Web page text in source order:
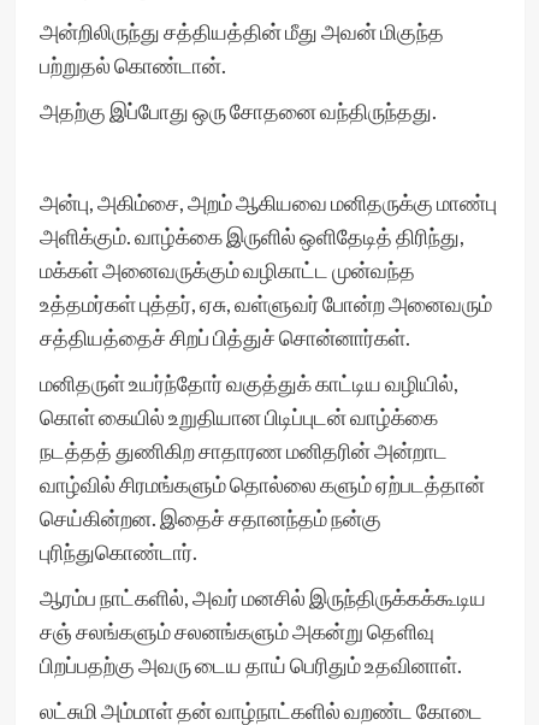
அன்றிலிருந்து சத்தியத்தின் மீது அவன் மிகுந்த
பற்றுதல் கொண்டான்.
அதற்கு இப்போது ஒரு சோதனை வந்திருந்தது.
அன்பு, அகிம்சை, அறம் ஆகியவை மனிதருக்கு மாண்பு
அளிக்கும். வாழ்க்கை இருளில் ஒளிதேடித் திரிந்து,
மக்கள் அனைவருக்கும் வழிகாட்ட முன்வந்த
உத்தமர்கள் புத்தர், ஏசு, வள்ளுவர் போன்ற அனைவரும்
சத்தியத்தைச் சிறப் பித்துச் சொன்னார்கள்.
மனிதருள் உயர்ந்தோர் வகுத்துக் காட்டிய வழியில்,
கொள் கையில் உறுதியான பிடிப்புடன் வாழ்க்கை
நடத்தத் துணிகிற சாதாரண மனிதரின் அன்றாட
வாழ்வில் சிரமங்களும் தொல்லை களும் ஏற்படத்தான்
செய்கின்றன. இதைச் சதானந்தம் நன்கு
புரிந்துகொண்டார்.
ஆரம்ப நாட்களில், அவர் மனசில் இருந்திருக்கக்கூடிய
சஞ் சலங்களும் சலனங்களும் அகன்று தெளிவு
பிறப்பதற்கு அவரு டைய தாய் பெரிதும் உதவினாள்.
லட்சுமி அம்மாள் தன் வாழ்நாட்களில் வறண்ட கோடை